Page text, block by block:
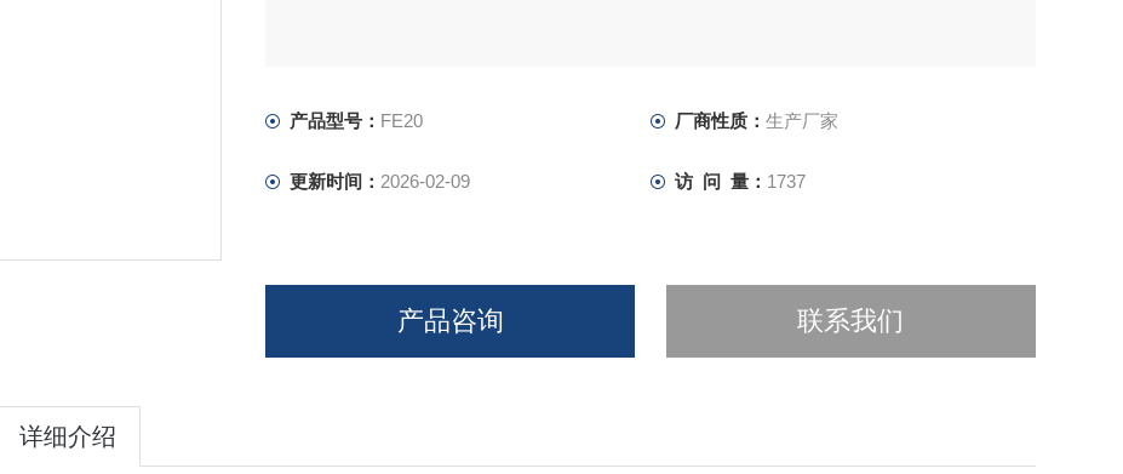
产品型号： FE20 厂商性质： 生产厂家
更新时间： 2026-02-09 访 问 量： 1737
产品咨询 联系我们
详细介绍